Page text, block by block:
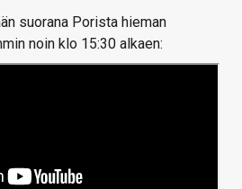
suorana Porista hieman
noin klo 15:30 alkaen: